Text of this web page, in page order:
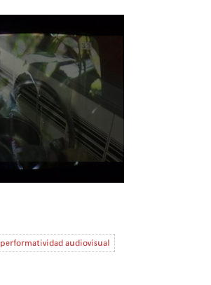
performatividad audiovisual